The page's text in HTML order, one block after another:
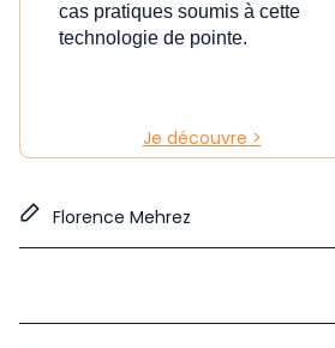
cas pratiques soumis à cette
technologie de pointe.
Je découvre >
Florence Mehrez